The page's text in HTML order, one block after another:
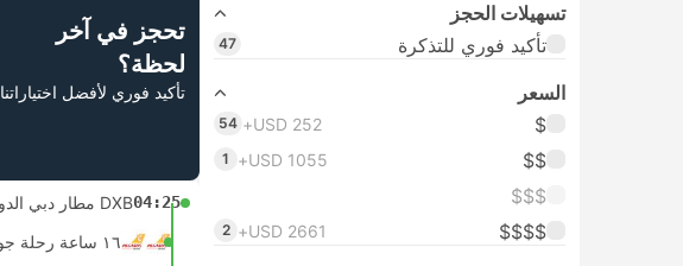
تسهيلات الحجز
تأكيد فوري للتذكرة
47
السعر
$
USD 252+
54
$$
USD 1055+
1
$$$
$$$$
USD 2661+
2
تحجز في آخر
لحظة؟
تأكيد فوري لأفضل اختياراتنا
04:25DXB مطار دبي الدولي
١٦ ساعة رحلة جوية+رحلة جوية.